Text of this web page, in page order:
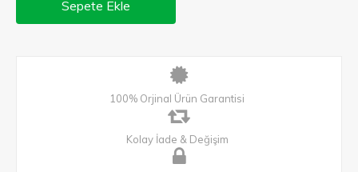
Sepete Ekle
100% Orjinal Ürün Garantisi
Kolay İade & Değişim